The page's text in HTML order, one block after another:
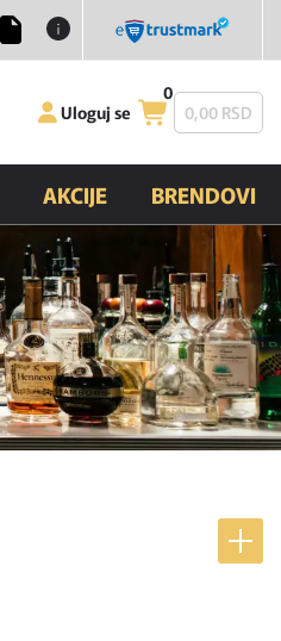
Uloguj se
0
0,00 RSD
AKCIJE BRENDOVI